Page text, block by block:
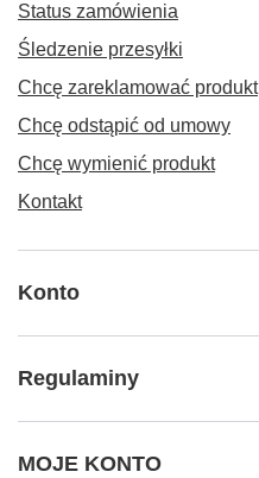
Status zamówienia
Śledzenie przesyłki
Chcę zareklamować produkt
Chcę odstąpić od umowy
Chcę wymienić produkt
Kontakt
Konto
Regulaminy
MOJE KONTO